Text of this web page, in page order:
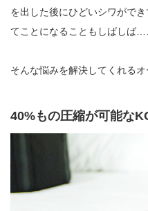
を出した後にひどいシワがで
てことになることもしばしば
そんな悩みを解決してくれる
40%もの圧縮が可能な